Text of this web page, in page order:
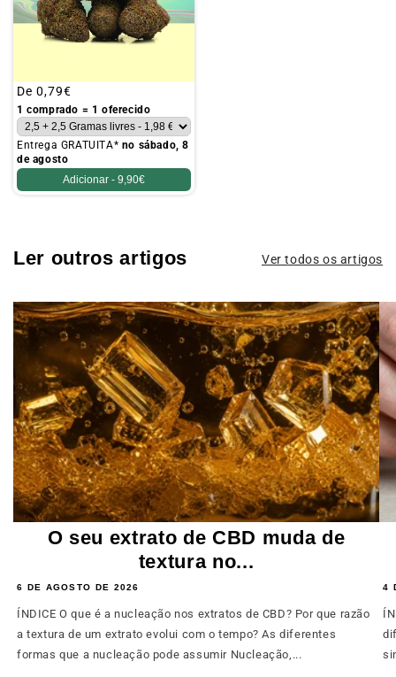
Preço
habitual
De 0,79€
1 comprado = 1 oferecido
Entrega GRATUITA* no sábado, 8
de agosto
Adicionar - 9,90€
Ler outros artigos Ver todos os artigos
O seu extrato de CBD muda de
textura no...
6 DE AGOSTO DE 2026
ÍNDICE O que é a nucleação nos extratos de CBD? Por que razão
a textura de um extrato evolui com o tempo? As diferentes
formas que a nucleação pode assumir Nucleação,...
4